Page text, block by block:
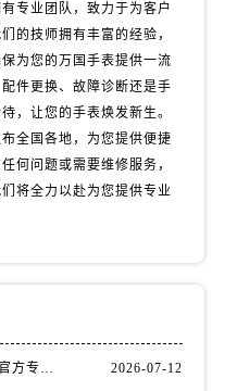
山西省太原市迎泽区迎泽街道解放路15号亨得利名表维修授权店3楼万国售后服务中心（需提前预约）
安徽省蚌埠市蚌山区淮河路万国售后服务中心（需提前预约）
有专业团队，致力于为客户
的技师拥有丰富的经验，
为您的万国手表提供一流
件更换、故障诊断还是手
，让您的手表焕发新生。
全国各地，为您提供便捷
何问题或需要维修服务，
将全力以赴为您提供专业
2026年7月最新发布｜万国台州官方专柜客户服务热线与专柜信息攻略 2026-07-12